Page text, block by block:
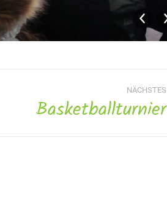
NÄCHSTES
Basketballturnier